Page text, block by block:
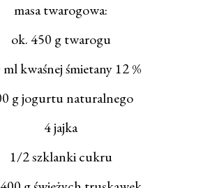
masa twarogowa:
ok. 450 g twarogu
kwaśnej śmietany 12 %
g jogurtu naturalnego
4 jajka
1/2 szklanki cukru